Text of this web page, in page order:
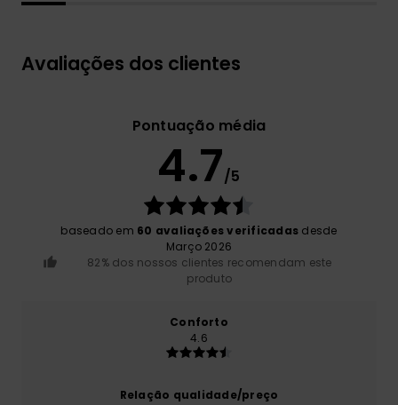
Avaliações dos clientes
Pontuação média
4.7/5
baseado em 60 avaliações verificadas desde
Março 2026
82% dos nossos clientes recomendam este
produto
Conforto
4.6
Relação qualidade/preço